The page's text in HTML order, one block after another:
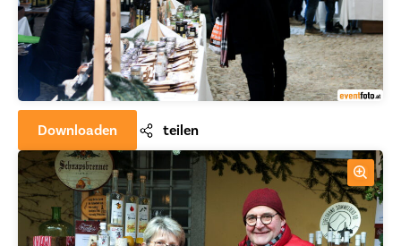
Downloaden teilen